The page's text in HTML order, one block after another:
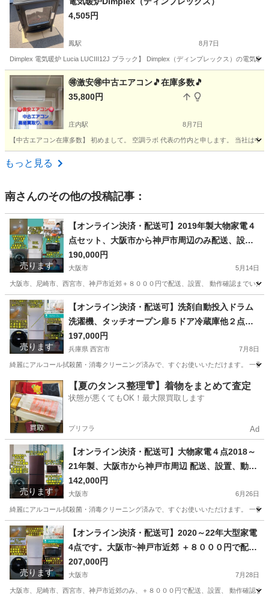
4,505円
鳳駅 8月7日
Dimplex 電気暖炉 Lucia LUCIII12J ブラック】 Dimplex（ディンプレックス）の電気
大阪 堺市 鳳駅 季節、空調家電 暖炉
🉐激安🉐中古エアコン🎵在庫多数🎵
35,800円
庄内駅 8月7日
【中古エアコン在庫多数】 初めまして。 空調ラボ 代表の竹内と申します。 当社は
大阪 豊中市
もっと見る
南さんのその他の投稿記事：
売ります
【オンライン決済・配送可】2019年製大物家電４
点セット、大阪市から神戸市周辺のみ配送、設
置、動作確認致します＋８０００円で配送、設
置、動作確認までいたします
190,000円
大阪市 5月14日
大阪市、尼崎市、西宮市、神戸市近郊＋８０００円で配送、設置、 動作確認までい
大阪 大阪市 生活家電 コース
売ります
【オンライン決済・配送可】洗剤自動投入ドラム
洗濯機、タッチオープン扉５ドア冷蔵庫他２点
神戸市～大阪市近郊＋８０００円で配送、設置、
動作確認までいたします
197,000円
兵庫県 西宮市 7月8日
綺麗にアルコール拭殺菌・消毒クリーニング済みで、すぐお使いいただけます。 一
兵庫 西宮市 生活家電 コース
【夏のタンス整理👘】着物をまとめて査定
状態が悪くてもOK！最大限買取します
プリフラ Ad
売ります
【オンライン決済・配送可】大物家電４点2018～
21年製、大阪市から神戸市周辺 配送、設置、動作
確認致します
142,000円
大阪市 6月26日
綺麗にアルコール拭殺菌・消毒クリーニング済みで、すぐお使いいただけます。 一
大阪 大阪市 生活家電 コース
売ります
【オンライン決済・配送可】2020～22年大型家電
4点です。大阪市~神戸市近郊 ＋８０００円で配
送・設置・動作確認いたします。
207,000円
大阪市 7月28日
大阪市、尼崎市、西宮市、神戸市近郊のみ、＋８０００円で配送、設置、 動作確認